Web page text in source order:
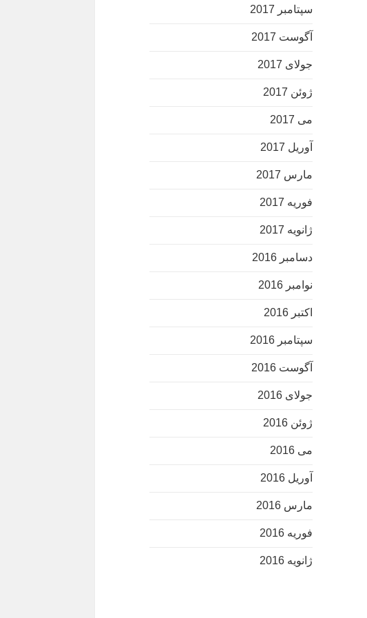
سپتامبر 2017
آگوست 2017
جولای 2017
ژوئن 2017
می 2017
آوریل 2017
مارس 2017
فوریه 2017
ژانویه 2017
دسامبر 2016
نوامبر 2016
اکتبر 2016
سپتامبر 2016
آگوست 2016
جولای 2016
ژوئن 2016
می 2016
آوریل 2016
مارس 2016
فوریه 2016
ژانویه 2016